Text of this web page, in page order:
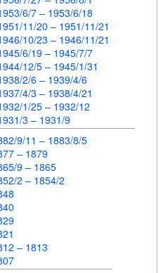
6/7 – 1953/6/18
11/20 – 1951/11/21
10/23 – 1946/11/21
6/19 – 1945/7/7
12/5 – 1945/1/31
2/6 – 1939/4/6
4/3 – 1938/4/21
1/25 – 1932/12
3 – 1931/9
9/11 – 1883/8/5
– 1879
9 – 1865
2 – 1854/2
– 1813